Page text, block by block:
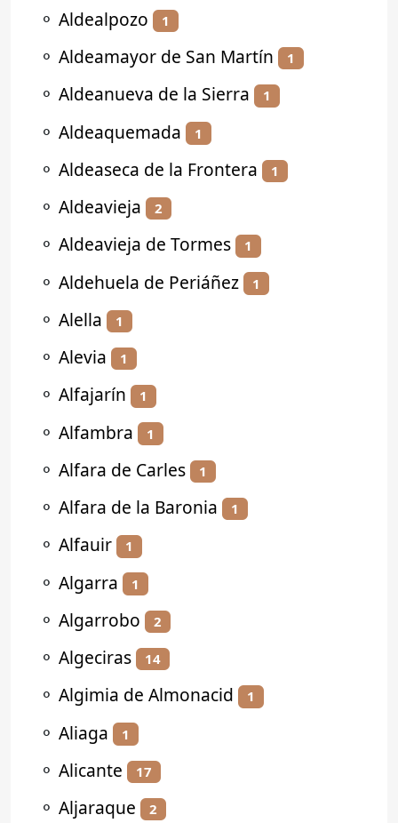
⚬ Aldealpozo 1
⚬ Aldeamayor de San Martín 1
⚬ Aldeanueva de la Sierra 1
⚬ Aldeaquemada 1
⚬ Aldeaseca de la Frontera 1
⚬ Aldeavieja 2
⚬ Aldeavieja de Tormes 1
⚬ Aldehuela de Periáñez 1
⚬ Alella 1
⚬ Alevia 1
⚬ Alfajarín 1
⚬ Alfambra 1
⚬ Alfara de Carles 1
⚬ Alfara de la Baronia 1
⚬ Alfauir 1
⚬ Algarra 1
⚬ Algarrobo 2
⚬ Algeciras 14
⚬ Algimia de Almonacid 1
⚬ Aliaga 1
⚬ Alicante 17
⚬ Aljaraque 2